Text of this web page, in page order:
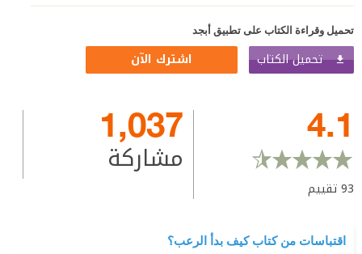
تحميل وقراءة الكتاب على تطبيق أبجد
تحميل الكتاب اشترك الآن
4.1
93تقييم
1,037
مشاركة
اقتباسات من كتاب كيف بدأ الرعب؟